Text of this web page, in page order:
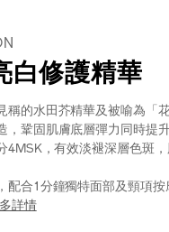
白修護精華
稱的水田芥精華及被喻為「
，鞏固肌膚底層彈力同時提
4MSK，有效淡褪深層色斑，
配合1分鐘獨特面部及頸項
詳情